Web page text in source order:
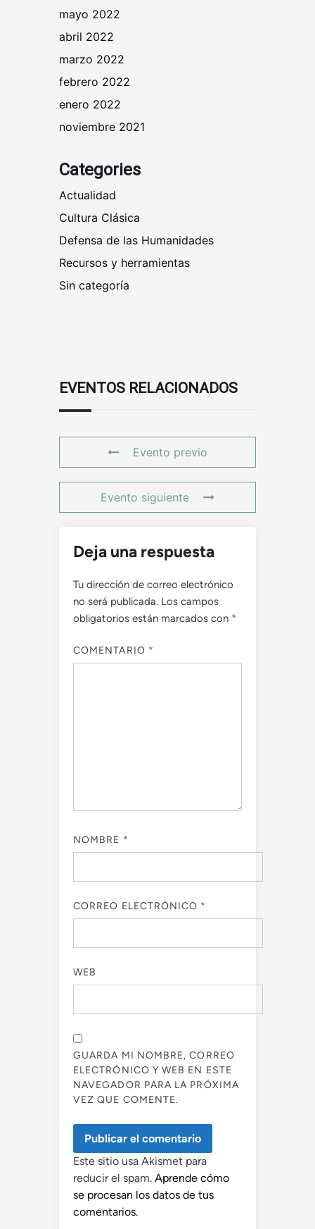
mayo 2022
abril 2022
marzo 2022
febrero 2022
enero 2022
noviembre 2021
Categories
Actualidad
Cultura Clásica
Defensa de las Humanidades
Recursos y herramientas
Sin categoría
EVENTOS RELACIONADOS
Evento previo
Evento siguiente
Deja una respuesta
Tu dirección de correo electrónico
no será publicada. Los campos
obligatorios están marcados con *
COMENTARIO *
NOMBRE *
CORREO ELECTRÓNICO *
WEB
GUARDA MI NOMBRE, CORREO
ELECTRÓNICO Y WEB EN ESTE
NAVEGADOR PARA LA PRÓXIMA
VEZ QUE COMENTE.
Este sitio usa Akismet para
reducir el spam. Aprende cómo
se procesan los datos de tus
comentarios.